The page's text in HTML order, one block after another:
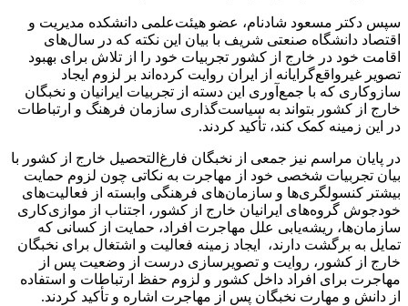
سپس دکتر مسعود شادنام، عضو هیئت‌علمی دانشکده مدیریت و
اقتصاد دانشگاه صنعتی شریف با بیان این نکته که در سال‌های
اقامت خود در خارج از کشور تجربیات خود را از تلاش برای بهبود
تصویر غیرواقع‌گرایانه از ایران روایت کرده‌اند بر لزوم ایجاد
سازوکاری که با جمع‌آوری این دسته از تجربیات ایرانیان و نخبگان
خارج از کشور بتواند به سیاست‌گذاری سازمان فرهنگ و ارتباطات
در این زمینه کمک کند، تأکید کردند.
در پایان مراسم نیز جمعی از نخبگان فارغ‌التحصیل خارج از کشور با
بیان تجربیات شخصی خود از مهاجرت به نکاتی چون لزوم حمایت
بیشتر کنسولگری‌ها و سازمان‌های فرهنگی وابسته از فعالیت‌های
خودجوش گروه‌های ایرانیان خارج از کشور، اجتناب از موازی‌کاری
سازمان‌ها، ریشه‌یابی علل مهاجرت افراد، حمایت از کسانی که
تمایل به برگشت دارند، ‌ ایجاد زمینه فعالیت و اشتغال برای نخبگان
خارج از کشور، روایت و تصویرسازی درست از وضعیت پس از
مهاجرت برای افراد داخل کشور و لزوم حفظ ارتباطات و استفاده
از دانش و مهارت نخبگان پس از مهاجرت اشاره و تأکید کردند.